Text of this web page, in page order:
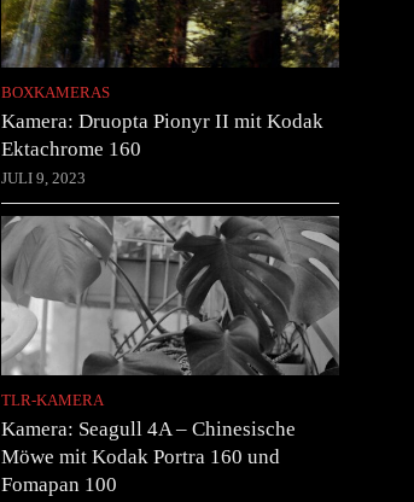
BOXKAMERAS
Kamera: Druopta Pionyr II mit Kodak
Ektachrome 160
JULI 9, 2023
TLR-KAMERA
Kamera: Seagull 4A – Chinesische
Möwe mit Kodak Portra 160 und
Fomapan 100